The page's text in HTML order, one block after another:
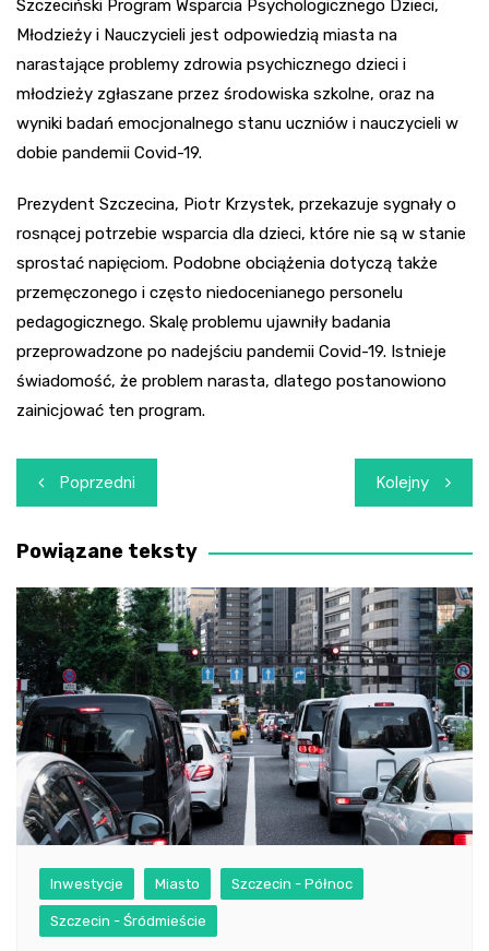
Szczeciński Program Wsparcia Psychologicznego Dzieci,
Młodzieży i Nauczycieli jest odpowiedzią miasta na
narastające problemy zdrowia psychicznego dzieci i
młodzieży zgłaszane przez środowiska szkolne, oraz na
wyniki badań emocjonalnego stanu uczniów i nauczycieli w
dobie pandemii Covid-19.
Prezydent Szczecina, Piotr Krzystek, przekazuje sygnały o
rosnącej potrzebie wsparcia dla dzieci, które nie są w stanie
sprostać napięciom. Podobne obciążenia dotyczą także
przemęczonego i często niedocenianego personelu
pedagogicznego. Skalę problemu ujawniły badania
przeprowadzone po nadejściu pandemii Covid-19. Istnieje
świadomość, że problem narasta, dlatego postanowiono
zainicjować ten program.
Nawigacja
wpisu
Poprzedni Kolejny
Powiązane teksty
Inwestycje Miasto Szczecin - Północ
Szczecin - Śródmieście